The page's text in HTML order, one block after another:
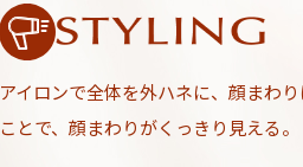
アイロンで全体を外ハネに、顔まわ
ことで、顔まわりがくっきり見える。